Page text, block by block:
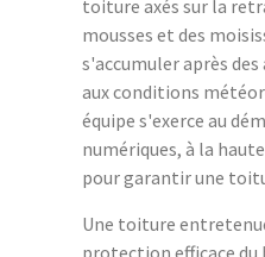
toiture axés sur la
mousses et des
s'accumuler après
aux conditions
équipe s'exerce au
numériques, à la
pour garantir une
Une toiture